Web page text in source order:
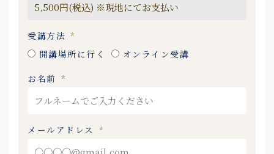
受講方法
開講場所に行く
オンライン受講
お名前
メールアドレス